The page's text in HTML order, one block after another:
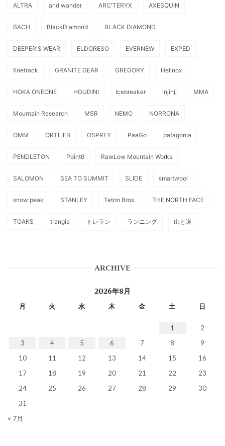
ALTRA and wander ARC'TERYX AXESQUIN
BACH BlackDiamond BLACK DIAMOND
DEEPER'S WEAR ELDORESO EVERNEW EXPED
finetrack GRANITE GEAR GREGORY Helinox
HOKA ONEONE HOUDINI Icebreaker injinji MMA
Mountain Research MSR NEMO NORRONA
OMM ORTLIEB OSPREY PaaGo patagonia
PENDLETON Point6 RawLow Mountain Works
SALOMON SEA TO SUMMIT SLIDE smartwool
snow peak STANLEY Teton Bros. THE NORTH FACE
TOAKS trangia トレラン ランニング 山と道
ARCHIVE
2026年8月
月 火 水 木 金 土 日
1
2
3
4 5 6 7 8
9
10
11 12 13 14 15
16
17
18 19 20 21 22
23
24
25 26 27 28 29
30
31
« 7月